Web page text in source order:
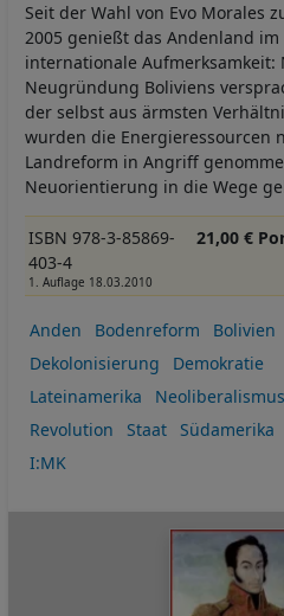
Seit der Wahl von Evo Morales
2005 genießt das Andenland im
internationale Aufmerksamkeit:
Neugründung Boliviens
der selbst aus ärmsten
wurden die Energieressourcen
Landreform in Angriff
Neuorientierung in die Wege
ISBN 978-3-85869-
403-4
1. Auflage 18.03.2010
21,00 €
Anden Bodenreform
Bolivien
Dekolonisierung
Demokratie
Lateinamerika
Neoliberalismus
Revolution
Staat Südamerika
I:MK